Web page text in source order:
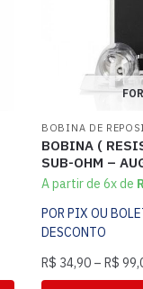
BOBINA DE
BOBINA (
SUB-OHM –
A partir de 6x de
POR PIX OU
DESCONTO
R$ 34,90 – R$